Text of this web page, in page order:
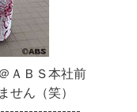
ＡＢＳ本社前
せん（笑）